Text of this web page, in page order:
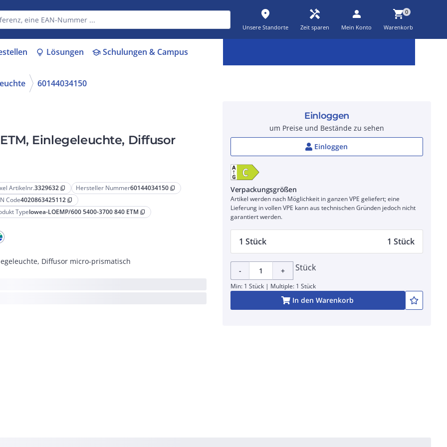
place
Unsere Standorte
handyman
Zeit sparen
person
Mein Konto
shopping_cart0
Warenkorb
lightbulb Lösungen schoolSchulungen & Campus
60144034150
Artikelnr.3329632 content_copy Hersteller Nummer60144034150 content_copy
Code4020863425112 content_copy
Typelowea-LOEMP/600 5400-3700 840 ETM content_copy
Diffusor micro-prismatisch
Einloggen
um Preise und Bestände zu sehen
Einloggen
Verpackungsgrößen
Artikel werden nach Möglichkeit in ganzen VPE geliefert; eine
Lieferung in vollen VPE kann aus technischen Gründen jedoch nicht
garantiert werden.
1 Stück 1 Stück
- + Stück
Min: 1 Stück | Multiple: 1 Stück
In den Warenkorb